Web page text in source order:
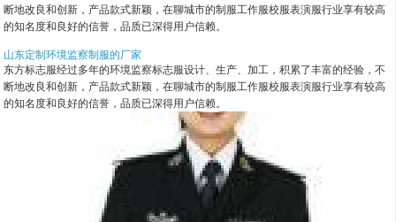
断地改良和创新，产品款式新颖，在聊城市的制服工作服校服表演服行业享有较高
的知名度和良好的信誉，品质已深得用户信赖。
山东定制环境监察制服的厂家
东方标志服经过多年的环境监察标志服设计、生产、加工，积累了丰富的经验，不
断地改良和创新，产品款式新颖，在聊城市的制服工作服校服表演服行业享有较高
的知名度和良好的信誉，品质已深得用户信赖。